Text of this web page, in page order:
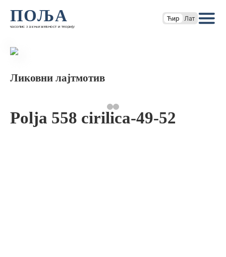
ПОЉА
часопис за књижевност и теорију
Ћир Лат
Ликовни лајтмотив
Polja 558 cirilica-49-52